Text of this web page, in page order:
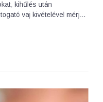
kihűlés után
vaj kivételével mérj…